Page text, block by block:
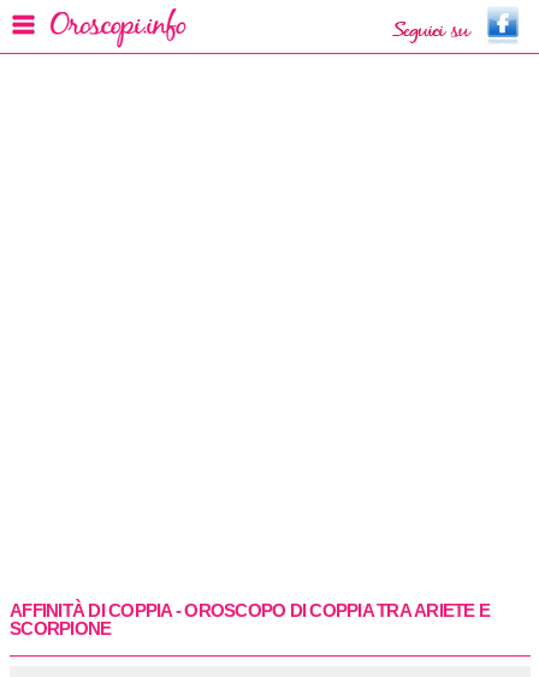
AFFINITÀ DI COPPIA - OROSCOPO DI COPPIA TRAARIETEE
SCORPIONE